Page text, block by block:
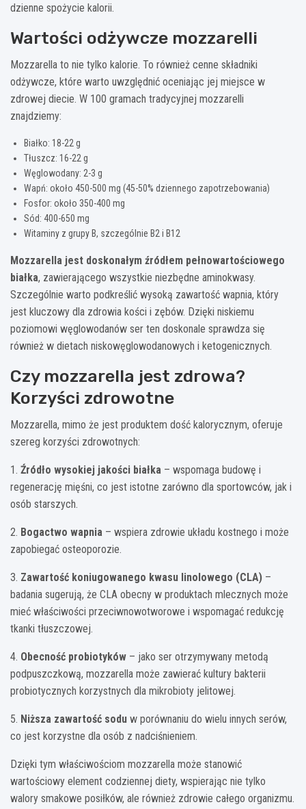
dzienne spożycie kalorii.
Wartości odżywcze mozzarelli
Mozzarella to nie tylko kalorie. To również cenne składniki
odżywcze, które warto uwzględnić oceniając jej miejsce w
zdrowej diecie. W 100 gramach tradycyjnej mozzarelli
znajdziemy:
Białko: 18-22 g
Tłuszcz: 16-22 g
Węglowodany: 2-3 g
Wapń: około 450-500 mg (45-50% dziennego zapotrzebowania)
Fosfor: około 350-400 mg
Sód: 400-650 mg
Witaminy z grupy B, szczególnie B2 i B12
Mozzarella jest doskonałym źródłem pełnowartościowego
białka, zawierającego wszystkie niezbędne aminokwasy.
Szczególnie warto podkreślić wysoką zawartość wapnia, który
jest kluczowy dla zdrowia kości i zębów. Dzięki niskiemu
poziomowi węglowodanów ser ten doskonale sprawdza się
również w dietach niskowęglowodanowych i ketogenicznych.
Czy mozzarella jest zdrowa?
Korzyści zdrowotne
Mozzarella, mimo że jest produktem dość kalorycznym, oferuje
szereg korzyści zdrowotnych:
1. Źródło wysokiej jakości białka – wspomaga budowę i
regenerację mięśni, co jest istotne zarówno dla sportowców, jak i
osób starszych.
2. Bogactwo wapnia – wspiera zdrowie układu kostnego i może
zapobiegać osteoporozie.
3. Zawartość koniugowanego kwasu linolowego (CLA) –
badania sugerują, że CLA obecny w produktach mlecznych może
mieć właściwości przeciwnowotworowe i wspomagać redukcję
tkanki tłuszczowej.
4. Obecność probiotyków – jako ser otrzymywany metodą
podpuszczkową, mozzarella może zawierać kultury bakterii
probiotycznych korzystnych dla mikrobioty jelitowej.
5. Niższa zawartość sodu w porównaniu do wielu innych serów,
co jest korzystne dla osób z nadciśnieniem.
Dzięki tym właściwościom mozzarella może stanowić
wartościowy element codziennej diety, wspierając nie tylko
walory smakowe posiłków, ale również zdrowie całego organizmu.